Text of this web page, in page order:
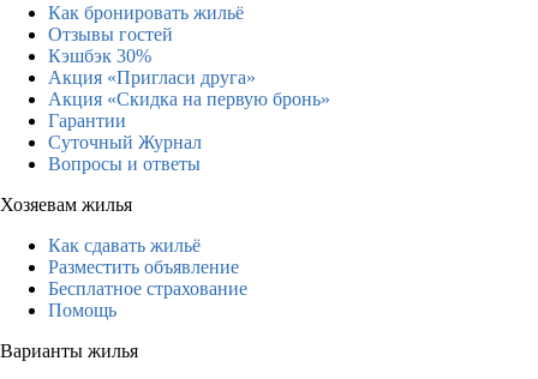
Как бронировать жильё
Отзывы гостей
Кэшбэк 30%
Акция «Пригласи друга»
Акция «Скидка на первую бронь»
Гарантии
Суточный Журнал
Вопросы и ответы
Хозяевам жилья
Как сдавать жильё
Разместить объявление
Бесплатное страхование
Помощь
Варианты жилья